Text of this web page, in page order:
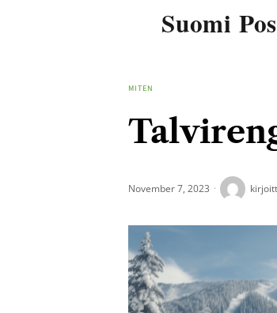
Suomi
MITEN
November 7, 2023